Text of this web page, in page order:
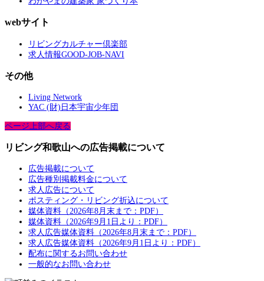
webサイト
リビングカルチャー倶楽部
求人情報GOOD-JOB-NAVI
その他
Living Network
YAC (財)日本宇宙少年団
ページ上部へ戻る
リビング和歌山への広告掲載について
広告掲載について
広告種別掲載料金について
求人広告について
ポスティング・リビング折込について
媒体資料（2026年8月末まで：PDF）
媒体資料（2026年9月1日より：PDF）
求人広告媒体資料（2026年8月末まで：PDF）
求人広告媒体資料（2026年9月1日より：PDF）
配布に関するお問い合わせ
一般的なお問い合わせ